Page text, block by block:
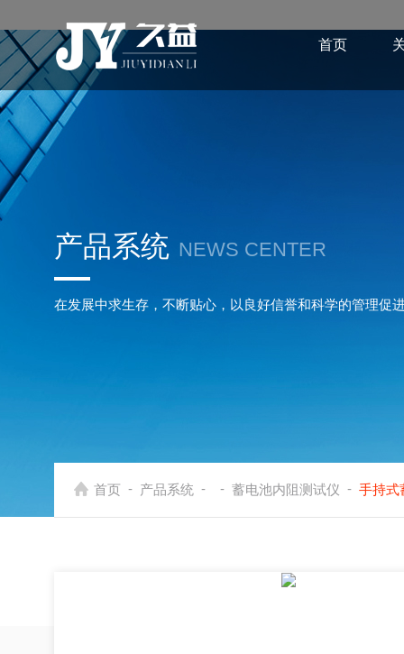
首页
产品系统 NEWS CENTER
在发展中求生存，不断贴心，以良好信誉和科学的管理促
首页 - 产品系统 - - 蓄电池内阻测试仪 - 手持式